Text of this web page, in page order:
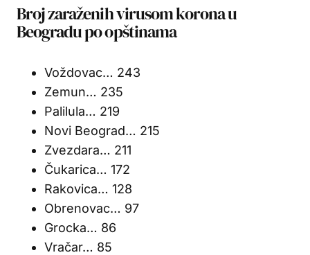
Broj zaraženih virusom korona u
Beogradu po opštinama
Voždovac… 243
Zemun… 235
Palilula… 219
Novi Beograd… 215
Zvezdara… 211
Čukarica… 172
Rakovica… 128
Obrenovac… 97
Grocka… 86
Vračar… 85